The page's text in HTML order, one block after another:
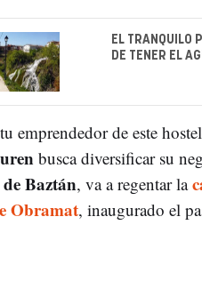
EL TRANQUILO
DE TENER EL
emprendedor de este
busca diversificar su
Baztán, va a regentar la
Obramat, inaugurado el